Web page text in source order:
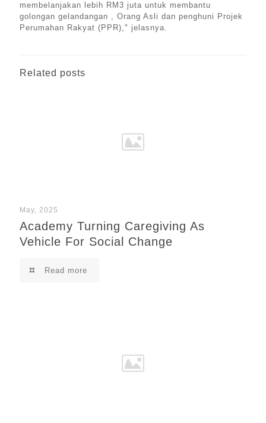
membelanjakan lebih RM3 juta untuk membantu
golongan gelandangan , Orang Asli dan penghuni Projek
Perumahan Rakyat (PPR)," jelasnya.
Related posts
May, 2025
Academy Turning Caregiving As
Vehicle For Social Change
Read more